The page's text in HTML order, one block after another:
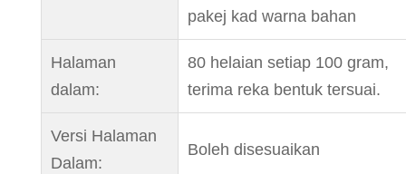
pakej kad warna bahan
Halaman
dalam:
80 helaian setiap 100 gram,
terima reka bentuk tersuai.
Versi Halaman
Dalam:
Boleh disesuaikan